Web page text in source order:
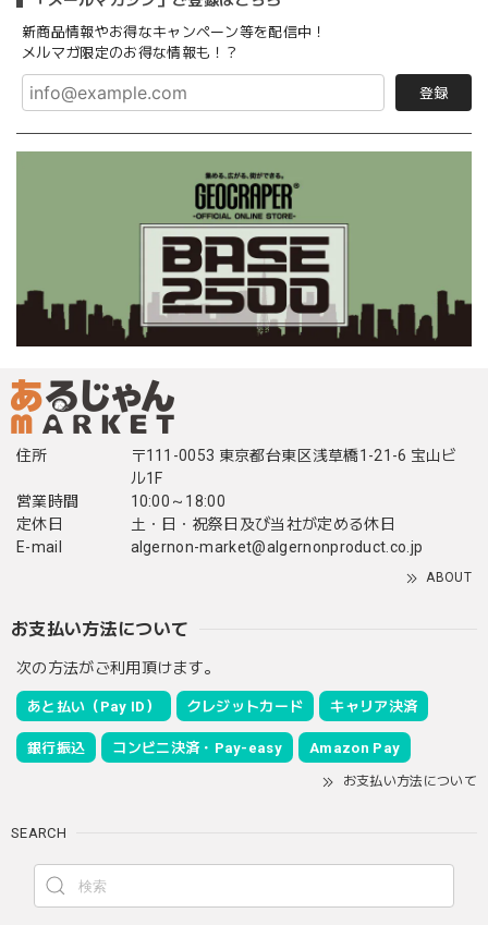
新商品情報やお得なキャンペーン等を配信中！
メルマガ限定のお得な情報も！？
登録
住所
〒111-0053 東京都台東区浅草橋1-21-6 宝山ビ
ル1F
営業時間
10:00～18:00
定休日
土・日・祝祭日及び当社が定める休日
E-mail
algernon-market@algernonproduct.co.jp
ABOUT
お支払い方法について
次の方法がご利用頂けます。
あと払い（Pay ID） クレジットカード キャリア決済
銀行振込 コンビニ決済・Pay-easy Amazon Pay
お支払い方法について
SEARCH